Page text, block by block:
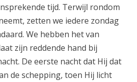
tijd. Terwijl rondom
zetten we iedere zondag
We hebben het van
zijn reddende hand bij
De eerste nacht dat Hij dat
de schepping, toen Hij licht